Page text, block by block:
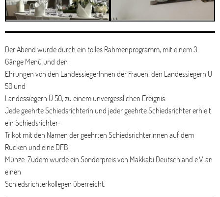
Der Abend wurde durch ein tolles Rahmenprogramm, mit einem 3
Gänge Menü und den
Ehrungen von den LandessiegerInnen der Frauen, den Landessiegern U
50 und
Landessiegern Ü 50, zu einem unvergesslichen Ereignis.
Jede geehrte Schiedsrichterin und jeder geehrte Schiedsrichter erhielt
ein Schiedsrichter-
Trikot mit den Namen der geehrten SchiedsrichterInnen auf dem
Rücken und eine DFB
Münze. Zudem wurde ein Sonderpreis von Makkabi Deutschland e.V. an
einen
Schiedsrichterkollegen überreicht.